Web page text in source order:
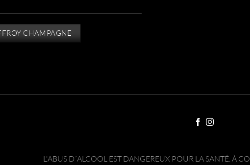
CHAMPAGNE
L'ABUS D´ALCOOL EST DANGEREUX POUR LA SANTÉ. À